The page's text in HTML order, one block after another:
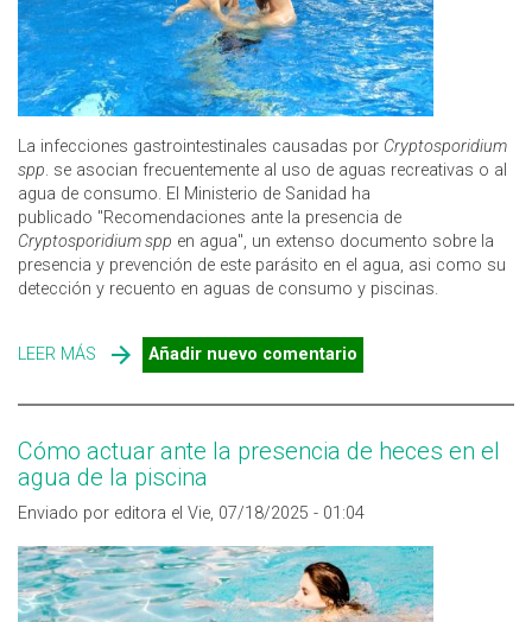
La infecciones gastrointestinales causadas por Cryptosporidium
spp. se asocian frecuentemente al uso de aguas recreativas o al
agua de consumo. El Ministerio de Sanidad ha
publicado "Recomendaciones ante la presencia de
Cryptosporidium spp en agua", un extenso documento sobre la
presencia y prevención de este parásito en el agua, asi como su
detección y recuento en aguas de consumo y piscinas.
LEER MÁS SOBRE CRYPTOSPORIDIUM EN AGUA DE CONSUMO Y
PISCINAS: NUEVAS RECOMENDACIONES DE SANIDAD
Añadir nuevo comentario
Cómo actuar ante la presencia de heces en el
agua de la piscina
Enviado por editora el Vie, 07/18/2025 - 01:04